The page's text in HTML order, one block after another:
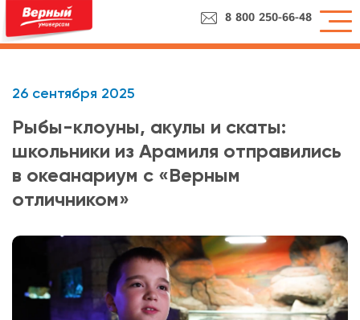
8 800 250-66-48
26 сентября 2025
Рыбы-клоуны, акулы и скаты:
школьники из Арамиля отправились
в океанариум с «Верным
отличником»